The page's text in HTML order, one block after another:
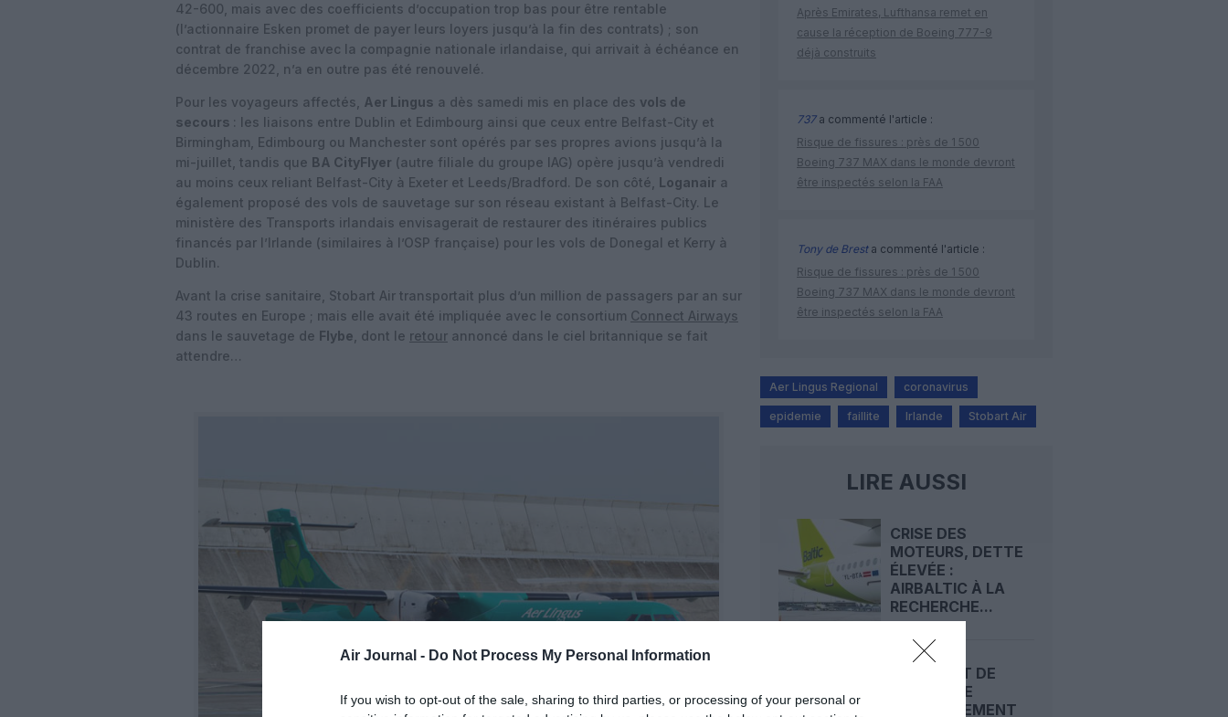
Air Journal - Do Not Process My Personal Information
If you wish to opt-out of the sale, sharing to third parties, or processing of your personal or
42-600, mais avec des coefficients d’occupation trop bas pour être rentable
(l’actionnaire Esken promet de payer leurs loyers jusqu’à la fin des contrats) ; son
contrat de franchise avec la compagnie nationale irlandaise, qui arrivait à échéance en
décembre 2022, n’a en outre pas été renouvelé.
Pour les voyageurs affectés, Aer Lingus a dès samedi mis en place des vols de
secours : les liaisons entre Dublin et Edimbourg ainsi que ceux entre Belfast-City et
Birmingham, Edimbourg ou Manchester sont opérés par ses propres avions jusqu’à la
mi-juillet, tandis que BA CityFlyer (autre filiale du groupe IAG) opère jusqu’à vendredi
au moins ceux reliant Belfast-City à Exeter et Leeds/Bradford. De son côté, Loganair a
également proposé des vols de sauvetage sur son réseau existant à Belfast-City. Le
ministère des Transports irlandais envisagerait de restaurer des itinéraires publics
financés par l’Irlande (similaires à l’OSP française) pour les vols de Donegal et Kerry à
Dublin.
Avant la crise sanitaire, Stobart Air transportait plus d’un million de passagers par an sur
43 routes en Europe ; mais elle avait été impliquée avec le consortium Connect Airways
dans le sauvetage de Flybe , dont le retour annoncé dans le ciel britannique se fait
attendre…
Après Emirates, Lufthansa remet en
cause la réception de Boeing 777-9
déjà construits
737a commenté l'article :
Risque de fissures : près de 1 500
Boeing 737 MAX dans le monde devront
être inspectés selon la FAA
Tony de Bresta commenté l'article :
Risque de fissures : près de 1 500
Boeing 737 MAX dans le monde devront
être inspectés selon la FAA
Aer Lingus Regional coronavirus
epidemie faillite Irlande Stobart Air
LIRE AUSSI
CRISE DES
MOTEURS, DETTE
ÉLEVÉE :
AIRBALTIC À LA
RECHERCHE...
AÉROPORT DE
DUBLIN : LE
GOUVERNEMENT